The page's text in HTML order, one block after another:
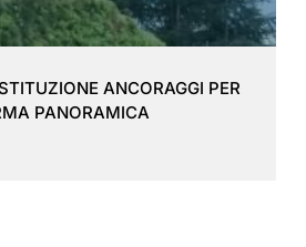
ANCORAGGI PER
PANORAMICA